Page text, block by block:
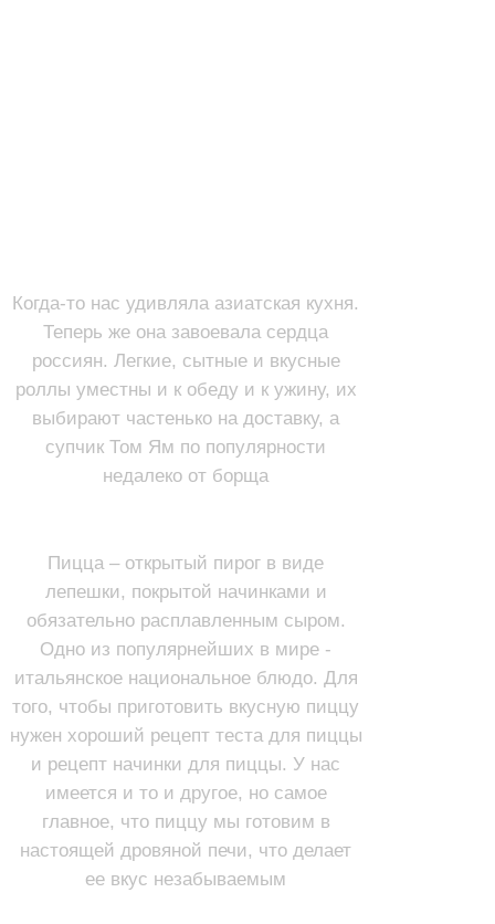
Когда-то нас удивляла азиатская кухня.
Теперь же она завоевала сердца
россиян. Легкие, сытные и вкусные
роллы уместны и к обеду и к ужину, их
выбирают частенько на доставку, а
супчик Том Ям по популярности
недалеко от борща
Пицца – открытый пирог в виде
лепешки, покрытой начинками и
обязательно расплавленным сыром.
Одно из популярнейших в мире -
итальянское национальное блюдо. Для
того, чтобы приготовить вкусную пиццу
нужен хороший рецепт теста для пиццы
и рецепт начинки для пиццы. У нас
имеется и то и другое, но самое
главное, что пиццу мы готовим в
настоящей дровяной печи, что делает
ее вкус незабываемым